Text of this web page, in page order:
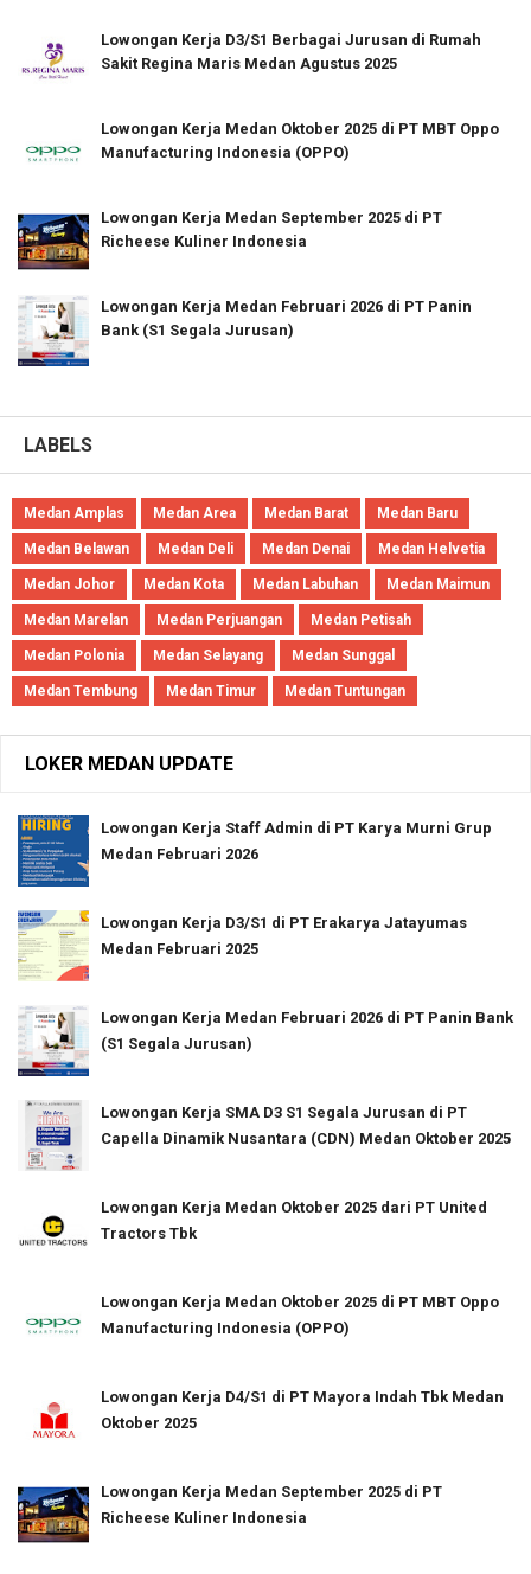
Lowongan Kerja D3/S1 Berbagai Jurusan di Rumah
Sakit Regina Maris Medan Agustus 2025
Lowongan Kerja Medan Oktober 2025 di PT MBT Oppo
Manufacturing Indonesia (OPPO)
Lowongan Kerja Medan September 2025 di PT
Richeese Kuliner Indonesia
Lowongan Kerja Medan Februari 2026 di PT Panin
Bank (S1 Segala Jurusan)
LABELS
Medan Amplas Medan Area Medan Barat Medan Baru
Medan Belawan Medan Deli Medan Denai Medan Helvetia
Medan Johor Medan Kota Medan Labuhan Medan Maimun
Medan Marelan Medan Perjuangan Medan Petisah
Medan Polonia Medan Selayang Medan Sunggal
Medan Tembung Medan Timur Medan Tuntungan
LOKER MEDAN UPDATE
Lowongan Kerja Staff Admin di PT Karya Murni Grup
Medan Februari 2026
Lowongan Kerja D3/S1 di PT Erakarya Jatayumas
Medan Februari 2025
Lowongan Kerja Medan Februari 2026 di PT Panin Bank
(S1 Segala Jurusan)
Lowongan Kerja SMA D3 S1 Segala Jurusan di PT
Capella Dinamik Nusantara (CDN) Medan Oktober 2025
Lowongan Kerja Medan Oktober 2025 dari PT United
Tractors Tbk
Lowongan Kerja Medan Oktober 2025 di PT MBT Oppo
Manufacturing Indonesia (OPPO)
Lowongan Kerja D4/S1 di PT Mayora Indah Tbk Medan
Oktober 2025
Lowongan Kerja Medan September 2025 di PT
Richeese Kuliner Indonesia